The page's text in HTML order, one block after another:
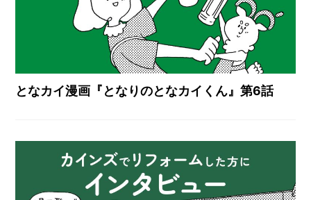
となカイ漫画『となりのとなカイくん』第6話